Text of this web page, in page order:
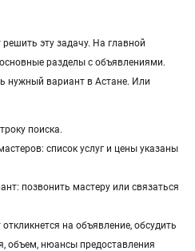
эту задачу. На главной
разделы с объявлениями.
нужный вариант в Астане. Или
поиска.
список услуг и цены указаны
позвонить мастеру или связаться
откликнется на объявление, обсудить
объем, нюансы предоставления